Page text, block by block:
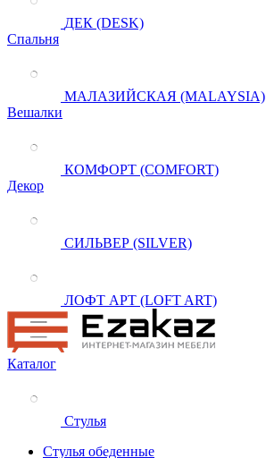
ДЕК (DESK)
Спальня
МАЛАЗИЙСКАЯ (MALAYSIA)
Вешалки
КОМФОРТ (COMFORT)
Декор
СИЛЬВЕР (SILVER)
ЛОФТ АРТ (LOFT ART)
Каталог
Стулья
Стулья обеденные